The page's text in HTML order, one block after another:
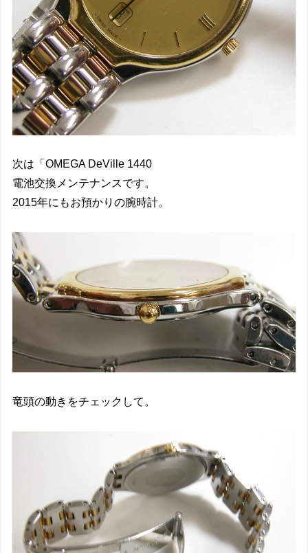
次は「OMEGA DeVille 1440
電池交換メンテナンスです。
2015年にもお預かりの腕時計。
竜頭の動きをチェックして。